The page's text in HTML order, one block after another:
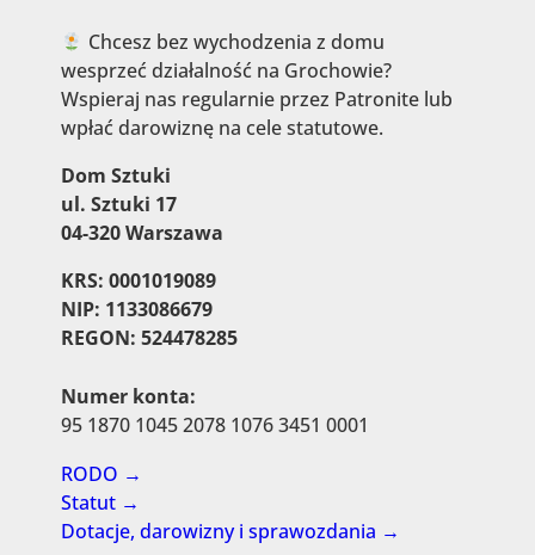
Chcesz bez wychodzenia z domu
wesprzeć działalność na Grochowie?
Wspieraj nas regularnie przez Patronite lub
wpłać darowiznę na cele statutowe.
Dom Sztuki
ul. Sztuki 17
04-320 Warszawa
KRS: 0001019089
NIP: 1133086679
REGON: 524478285
Numer konta:
95 1870 1045 2078 1076 3451 0001
RODO →
Statut →
Dotacje, darowizny i sprawozdania →